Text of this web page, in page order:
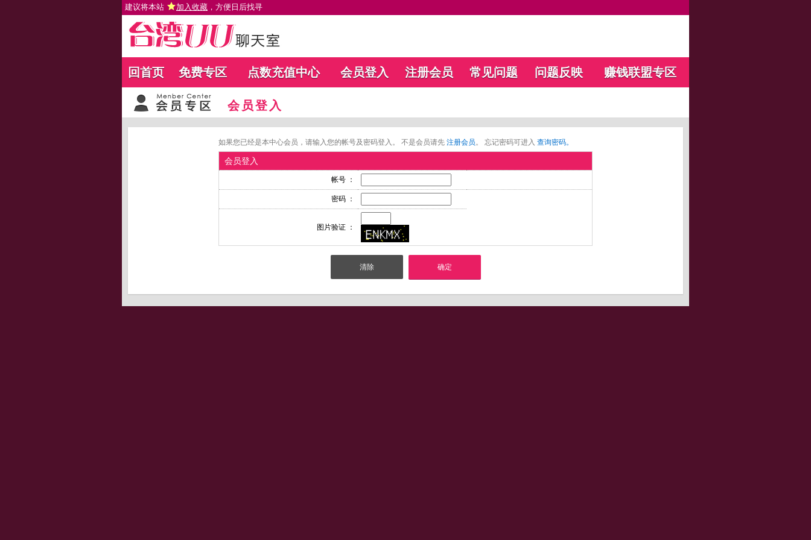
建议将本站 加入收藏 ，方便日后找寻
回首页 免费专区 点数充值中心 会员登入 注册会员 常见问题 问题反映 赚钱联盟专区
会员登入
如果您已经是本中心会员，请输入您的帐号及密码登入。 不是会员请先 注册会员。 忘记密码可进入 查询密码。
会员登入
帐号 ：
密码 ：
图片验证 ：